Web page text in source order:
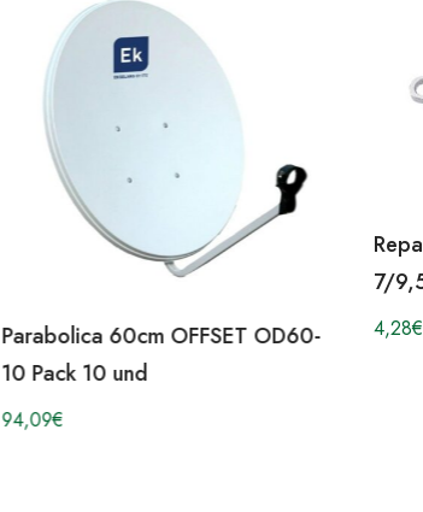
Parabolica 60cm OFFSET OD60-
10 Pack 10 und
94,09€
7/
4,28€